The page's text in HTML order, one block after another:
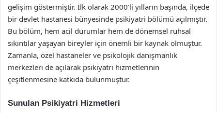
gelişim göstermiştir. İlk olarak 2000’li yılların başında, ilçede
bir devlet hastanesi bünyesinde psikiyatri bölümü açılmıştır.
Bu bölüm, hem acil durumlar hem de dönemsel ruhsal
sıkıntılar yaşayan bireyler için önemli bir kaynak olmuştur.
Zamanla, özel hastaneler ve psikolojik danışmanlık
merkezleri de açılarak psikiyatri hizmetlerinin
çeşitlenmesine katkıda bulunmuştur.
Sunulan Psikiyatri Hizmetleri